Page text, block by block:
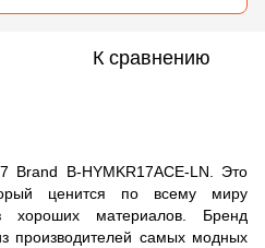
К сравнению
Brand B-HYMKR17ACE-LN. Это
ценится по всему миру
хороших материалов. Бренд
производителей самых модных